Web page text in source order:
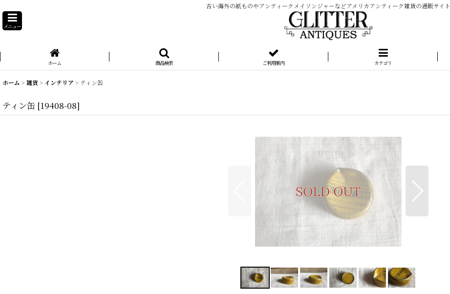
古い海外の紙ものやアンティークメイソンジャーなどアメリカアンティーク雑貨の通販サイト
メニュー
ホーム 商品検索 ご利用案内 カテゴリ
ホーム > 雑貨> インテリア > ティン缶
ティン缶 [19408-08]